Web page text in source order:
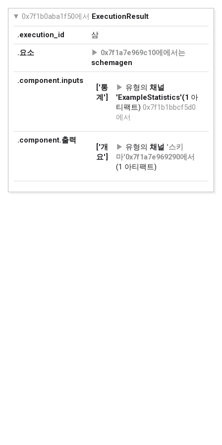
0x7f1b0aba1f50에서 ExecutionResult
.execution_id
삼
.요소
0x7f1a7e969c10에에서는
schemagen
.component.inputs
['통
계']
유형의 채널
'ExampleStatistics'(1 아
티팩트) 0x7f1b1bbcf5d0
에서
.component.출력
['개
요']
유형의 채널 '스키
마'0x7f1a7e969290에서
(1 아티팩트)